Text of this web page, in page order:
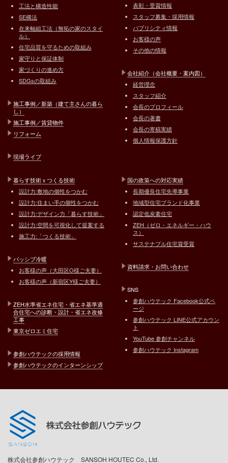
工法と構造性能
SE構法
在来軸組工法（無拓の家のスタイ
ル）
住宅品質を守るための取組み
家守りと保証体制
家づくりの進め方
SDGsの取組み
施工事例／新築（建て主さんの暮ら
し）
施工事例／賃貸物件
リフォーム
現場ライブ
表彰・受賞情報
スタッフ募集・採用情報
パブリシティ情報
お客様の声
その他の情報
会社紹介（会社概要・案内図）
経営理念
スタッフ紹介
会長のプロフィール
会長の著書
会長の寄稿実績
個人情報保護方針
暮らす技術ｘつくる技術
設計力:敷地の個性をつかむ
設計力:住まい手の個性をつかむ
設計力:デザイン力「暮らす技術」
設計力:空間を可視化して提案する
施工力:「つくる技術」
パッシブ冷暖
お客様の声（大田区O様ご夫妻）
お客様の声（新宿区Y様ご夫妻）
ZEH水準省エネ住宅・省エネ基準適
合住宅への診断・設計・省エネ改修
工事
東京ゼロエミ住宅
参創ハウテックの採用情報
参創ハウテックのインターンシップ
国の政策への対応実績
長期優良住宅先導事業
地域型住宅ブランド化事業
認定低炭素住宅
ZEH（ゼロ・エネルギー・ハウ
ス）
サステナブル住宅賞受賞
資料請求・お問い合わせ
SNS
参創ハウテック Facebook公式ペ
ージ
参創ハウテック LINE公式アカウン
ト
YouTube 参創チャンネル
参創ハウテック Instagram
株式会社参創ハウテック SANSOH HOUTEC Co., Ltd.